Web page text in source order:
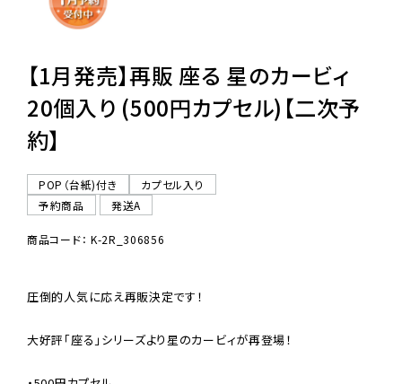
ご利用ガイド
【1月発売】再販 座る 星のカービィ
20個入り (500円カプセル)【二次予
約】
POP（台紙)付き
カプセル入り
予約商品
発送A
商品コード： K-2R_306856
圧倒的人気に応え再販決定です！
大好評「座る」シリーズより星のカービィが再登場！